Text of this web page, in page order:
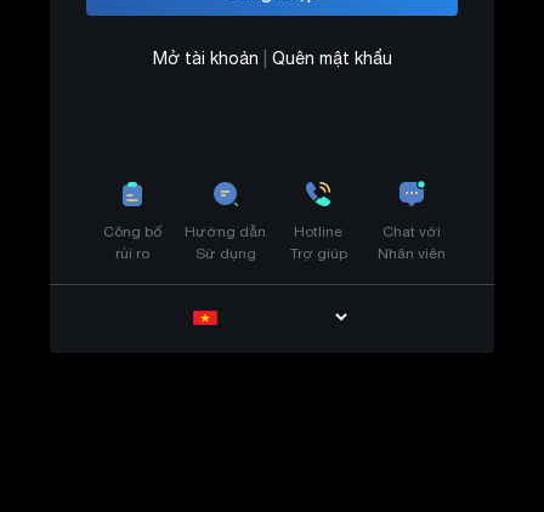
Mở tài khoản Quên mật khẩu
Công bố
rủi ro
Hướng dẫn
Sử dụng
Hotline
Trợ giúp
Chat với
Nhân viên